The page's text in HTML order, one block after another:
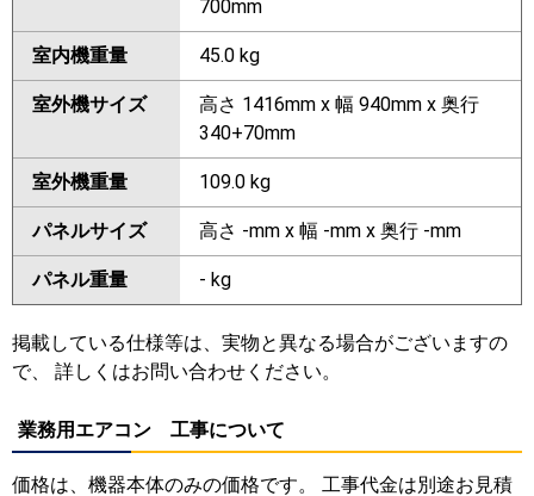
700mm
室内機重量 45.0 kg
室外機サイズ
高さ 1416mm x 幅 940mm x 奥行
340+70mm
室外機重量 109.0 kg
パネルサイズ 高さ -mm x 幅 -mm x 奥行 -mm
パネル重量 - kg
掲載している仕様等は、実物と異なる場合がございますの
で、 詳しくはお問い合わせください。
業務用エアコン 工事について
価格は、機器本体のみの価格です。 工事代金は別途お見積